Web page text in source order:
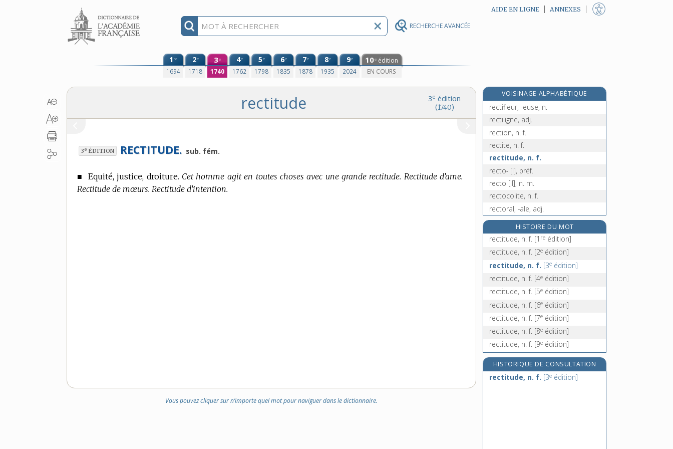
RECHERCHE AVANCÉE
Aller au contenu AIDE EN LIGNE ANNEXES
1re
1694
2e
1718
3e
1740
4e
1762
5e
1798
6e
1835
7e
1878
8e
1935
9e
2024
10e édition
EN COURS
3e édition
(1740)
rectitude
3e ÉDITION RECTITUDE. sub. fém.
■Equité, justice, droiture. Cet homme agit en toutes choses avec une grande rectitude. Rectitude d’ame.
Rectitude de mœurs. Rectitude d’intention.
Vous pouvez cliquer sur n’importe quel mot pour naviguer dans le dictionnaire.
VOISINAGE ALPHABÉTIQUE
rectifier, v. tr.
rectifieur, -euse, n.
rectiligne, adj.
rection, n. f.
rectite, n. f.
rectitude, n. f.
recto- [I], préf.
recto [II], n. m.
rectocolite, n. f.
rectoral, -ale, adj.
rectorat, n. m.
rectorragie, n. f.
rectum, n. m.
HISTOIRE DU MOT
rectitude, n. f. [1 re édition]
rectitude, n. f. [2e édition]
rectitude, n. f. [3e édition]
rectitude, n. f. [4e édition]
rectitude, n. f. [5e édition]
rectitude, n. f. [6e édition]
rectitude, n. f. [7e édition]
rectitude, n. f. [8e édition]
rectitude, n. f. [9e édition]
HISTORIQUE DE CONSULTATION
rectitude, n. f. [3e édition]